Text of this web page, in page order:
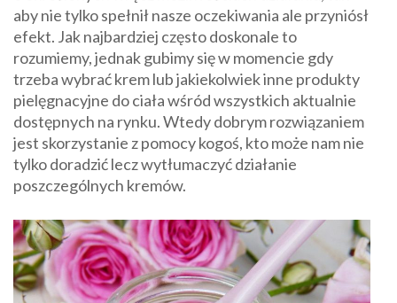
aby nie tylko spełnił nasze oczekiwania ale przyniósł
efekt. Jak najbardziej często doskonale to
rozumiemy, jednak gubimy się w momencie gdy
trzeba wybrać krem lub jakiekolwiek inne produkty
pielęgnacyjne do ciała wśród wszystkich aktualnie
dostępnych na rynku. Wtedy dobrym rozwiązaniem
jest skorzystanie z pomocy kogoś, kto może nam nie
tylko doradzić lecz wytłumaczyć działanie
poszczególnych kremów.